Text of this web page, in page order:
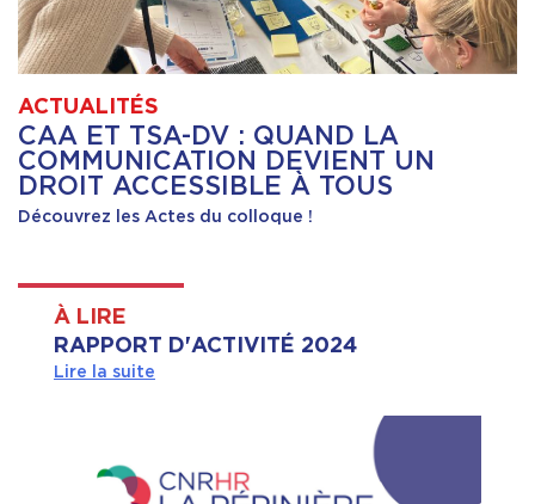
ACTUALITÉS
CAA ET TSA-DV : QUAND LA
COMMUNICATION DEVIENT UN
DROIT ACCESSIBLE À TOUS
Découvrez les Actes du colloque !
À LIRE
RAPPORT D'ACTIVITÉ 2024
Lire la suite